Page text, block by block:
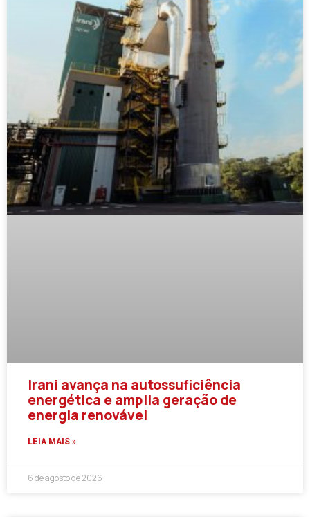
Irani avança na autossuficiência
energética e amplia geração de
energia renovável
LEIA MAIS »
6 de agosto de 2026